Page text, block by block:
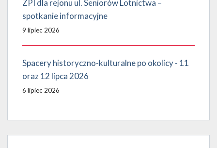
ZPI dla rejonu ul. Seniorów Lotnictwa –
spotkanie informacyjne
9 lipiec 2026
Spacery historyczno-kulturalne po okolicy - 11
oraz 12 lipca 2026
6 lipiec 2026